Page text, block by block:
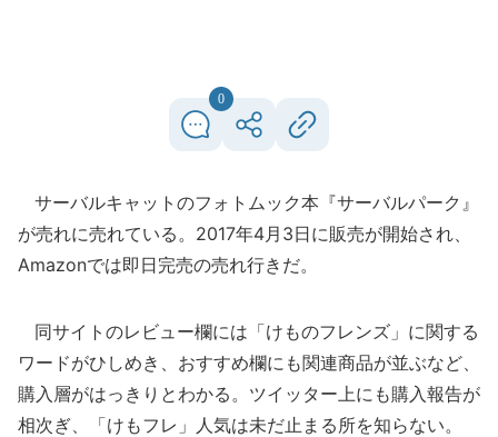
0
サーバルキャットのフォトムック本『サーバルパーク』
が売れに売れている。2017年4月3日に販売が開始され、
Amazonでは即日完売の売れ行きだ。
同サイトのレビュー欄には「けものフレンズ」に関する
ワードがひしめき、おすすめ欄にも関連商品が並ぶなど、
購入層がはっきりとわかる。ツイッター上にも購入報告が
相次ぎ、「けもフレ」人気は未だ止まる所を知らない。